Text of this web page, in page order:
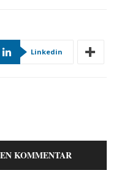
Linkedin
KOMMENTAR